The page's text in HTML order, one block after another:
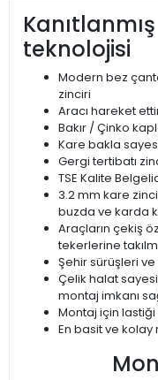
teknolojisi
Modern bez
zinciri
Aracı hareket
Bakır / Çinko
Kare bakla
Gergi tertibatı
TSE Kalite
3.2 mm kare
buzda ve karda
Araçların çekiş
tekerlerine
Şehir sürüşleri
Çelik halat
montaj imkanı
Montaj için
En basit ve